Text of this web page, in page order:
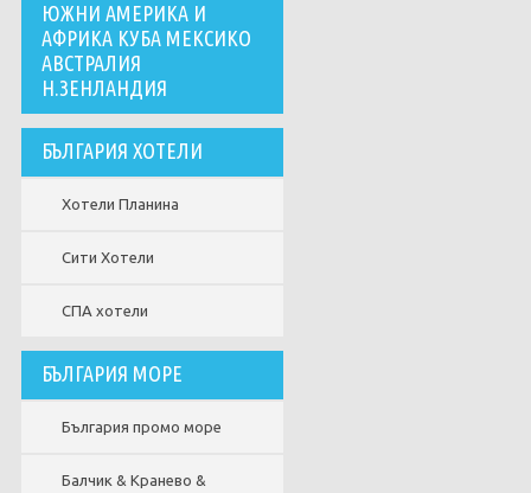
ЮЖНИ АМЕРИКА И
АФРИКА КУБА МЕКСИКО
АВСТРАЛИЯ
Н.ЗЕНЛАНДИЯ
БЪЛГАРИЯ ХОТЕЛИ
Хотели Планина
Сити Хотели
СПА хотели
БЪЛГАРИЯ МОРЕ
България промо море
Балчик & Кранево &